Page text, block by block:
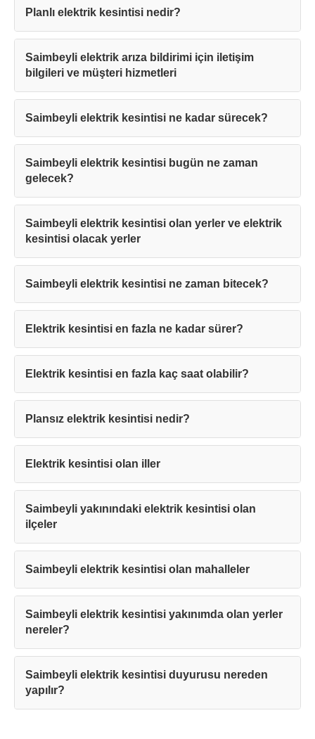
Planlı elektrik kesintisi nedir?
Saimbeyli elektrik arıza bildirimi için iletişim
bilgileri ve müşteri hizmetleri
Saimbeyli elektrik kesintisi ne kadar sürecek?
Saimbeyli elektrik kesintisi bugün ne zaman
gelecek?
Saimbeyli elektrik kesintisi olan yerler ve elektrik
kesintisi olacak yerler
Saimbeyli elektrik kesintisi ne zaman bitecek?
Elektrik kesintisi en fazla ne kadar sürer?
Elektrik kesintisi en fazla kaç saat olabilir?
Plansız elektrik kesintisi nedir?
Elektrik kesintisi olan iller
Saimbeyli yakınındaki elektrik kesintisi olan
ilçeler
Saimbeyli elektrik kesintisi olan mahalleler
Saimbeyli elektrik kesintisi yakınımda olan yerler
nereler?
Saimbeyli elektrik kesintisi duyurusu nereden
yapılır?
Teşekkürler!
sürede sizinle iletişime geçilecektir.
Kapat